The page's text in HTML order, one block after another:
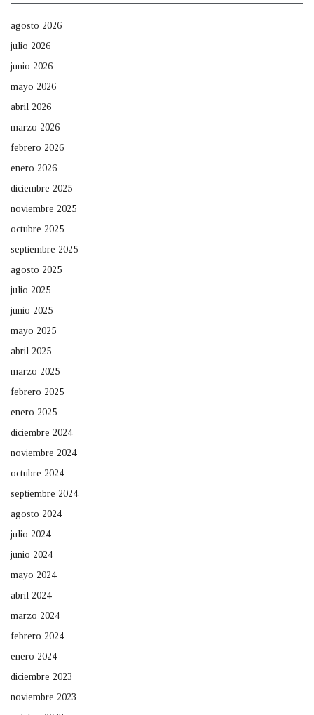
agosto 2026
julio 2026
junio 2026
mayo 2026
abril 2026
marzo 2026
febrero 2026
enero 2026
diciembre 2025
noviembre 2025
octubre 2025
septiembre 2025
agosto 2025
julio 2025
junio 2025
mayo 2025
abril 2025
marzo 2025
febrero 2025
enero 2025
diciembre 2024
noviembre 2024
octubre 2024
septiembre 2024
agosto 2024
julio 2024
junio 2024
mayo 2024
abril 2024
marzo 2024
febrero 2024
enero 2024
diciembre 2023
noviembre 2023